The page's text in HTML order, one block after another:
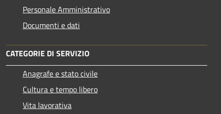
Personale Amministrativo
Documenti e dati
CATEGORIE DI SERVIZIO
Anagrafe e stato civile
Cultura e tempo libero
Vita lavorativa